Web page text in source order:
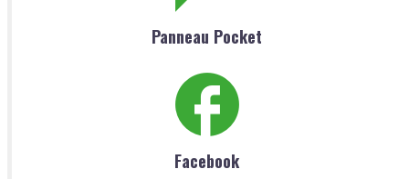
Panneau Pocket
Facebook